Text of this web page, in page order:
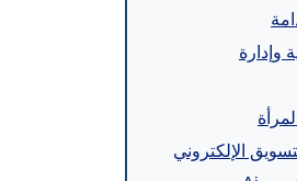
وإدارة
الإلكتروني